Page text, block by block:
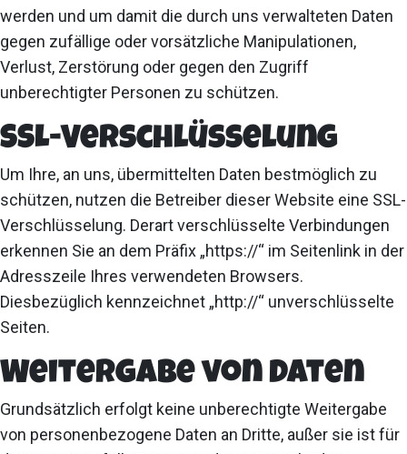
werden und um damit die durch uns verwalteten Daten
gegen zufällige oder vorsätzliche Manipulationen,
Verlust, Zerstörung oder gegen den Zugriff
unberechtigter Personen zu schützen.
SSL-Verschlüsselung
Um Ihre, an uns, übermittelten Daten bestmöglich zu
schützen, nutzen die Betreiber dieser Website eine SSL-
Verschlüsselung. Derart verschlüsselte Verbindungen
erkennen Sie an dem Präfix „https://“ im Seitenlink in der
Adresszeile Ihres verwendeten Browsers.
Diesbezüglich kennzeichnet „http://“ unverschlüsselte
Seiten.
Weitergabe von Daten
Grundsätzlich erfolgt keine unberechtigte Weitergabe
von personenbezogene Daten an Dritte, außer sie ist für